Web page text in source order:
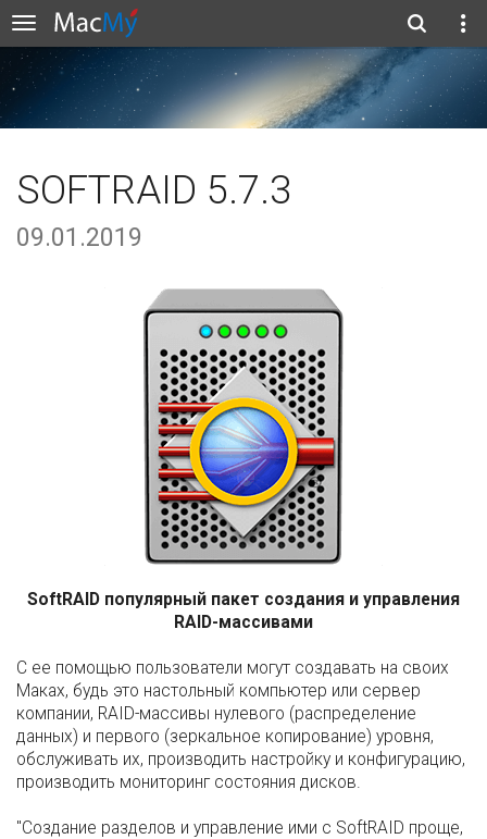
SOFTRAID 5.7.3
09.01.2019
SoftRAID популярный пакет создания и управления
RAID-массивами
С ее помощью пользователи могут создавать на своих
Маках, будь это настольный компьютер или сервер
компании, RAID-массивы нулевого (распределение
данных) и первого (зеркальное копирование) уровня,
обслуживать их, производить настройку и конфигурацию,
производить мониторинг состояния дисков.
"Cоздание разделов и управление ими с SoftRAID проще,